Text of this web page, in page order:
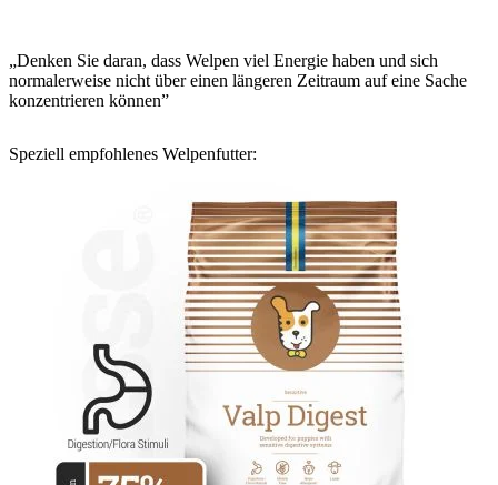
„Denken Sie daran, dass Welpen viel Energie haben und sich
normalerweise nicht über einen längeren Zeitraum auf eine Sache
konzentrieren können”
Speziell empfohlenes Welpenfutter: